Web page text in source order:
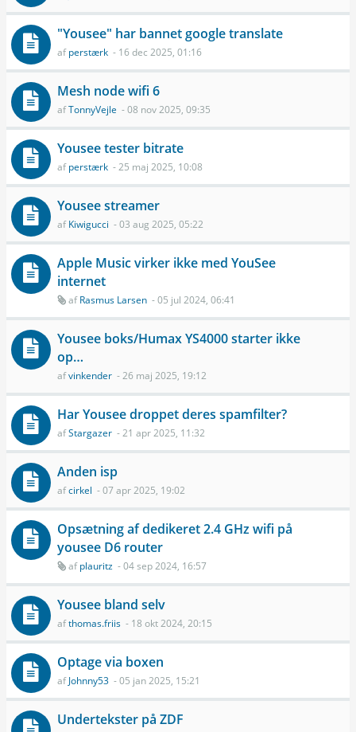
"Yousee" har bannet google translate
afperstærk - 16 dec 2025, 01:16
Mesh node wifi 6
afTonnyVejle - 08 nov 2025, 09:35
Yousee tester bitrate
afperstærk - 25 maj 2025, 10:08
Yousee streamer
afKiwigucci - 03 aug 2025, 05:22
Apple Music virker ikke med YouSee
internet
afRasmus Larsen - 05 jul 2024, 06:41
Yousee boks/Humax YS4000 starter ikke
op…
afvinkender - 26 maj 2025, 19:12
Har Yousee droppet deres spamfilter?
afStargazer - 21 apr 2025, 11:32
Anden isp
afcirkel - 07 apr 2025, 19:02
Opsætning af dedikeret 2.4 GHz wifi på
yousee D6 router
afplauritz - 04 sep 2024, 16:57
Yousee bland selv
afthomas.friis - 18 okt 2024, 20:15
Optage via boxen
afJohnny53 - 05 jan 2025, 15:21
Undertekster på ZDF